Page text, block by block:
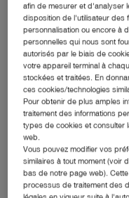
Pointe du mandrin
Dimensions
Longueur utile
Code couleur
stérile
afin de mesurer et d'analyser
disposition de l'utilisateur des
personnalisation ou encore à
personnelles qui nous sont
autorisés par le biais de
votre appareil terminal à
stockées et traitées. En
ces cookies/technologies
Pour obtenir de plus amples
traitement des informations
types de cookies et consulter
web.
Vous pouvez modifier vos
similaires à tout moment (voir
bas de notre page web).
processus de traitement des